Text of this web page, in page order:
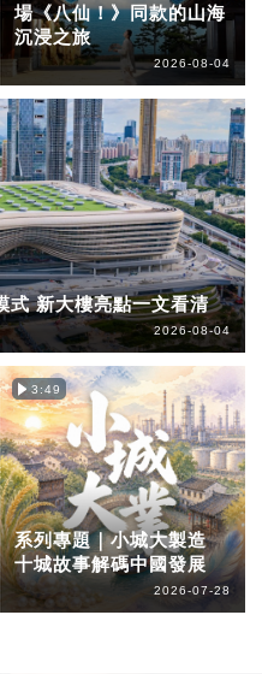
場《八仙！》同款的山海
沉浸之旅
2026-08-04
式 新大樓亮點一文看清
2026-08-04
3:49
系列專題｜小城大製造
十城故事解碼中國發展
2026-07-28